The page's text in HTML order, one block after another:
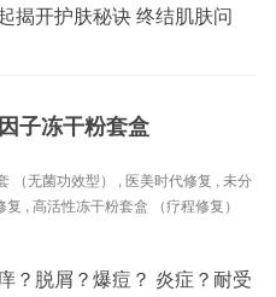
揭开护肤秘诀 终结肌肤问
。 什么是纤连蛋白呢？ 纤
泛分布于人体细胞表面和血
子冻干粉套盒
（无菌功效型） , 医美时代修复 , 未分
复 , 高活性冻干粉套盒 （疗程修复）
？脱屑？爆痘？ 炎症？耐受